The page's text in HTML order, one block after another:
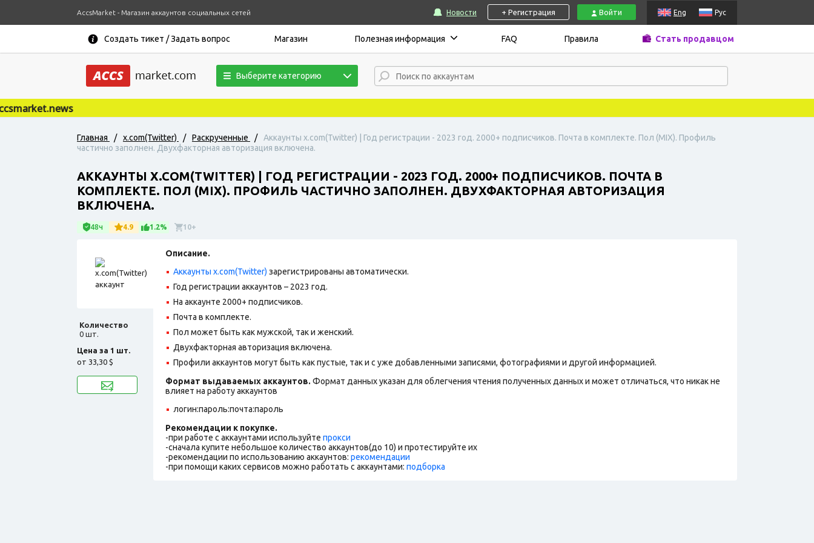
AccsMarket - Магазин аккаунтов социальных сетей Новости + Регистрация Войти Eng Рус
Создать тикет / Задать вопрос Магазин Полезная информация FAQ Правила Стать продавцом
Выберите категорию
Главная / x.com(Twitter) / Раскрученные /
Аккаунты x.com(Twitter) | Год регистрации - 2023 год. 2000+ подписчиков. Почта в комплекте. Пол (MIX). Профиль
частично заполнен. Двухфакторная авторизация включена.
АККАУНТЫ X.COM(TWITTER) | ГОД РЕГИСТРАЦИИ - 2023 ГОД. 2000+ ПОДПИСЧИКОВ. ПОЧТА В
КОМПЛЕКТЕ. ПОЛ (MIX). ПРОФИЛЬ ЧАСТИЧНО ЗАПОЛНЕН. ДВУХФАКТОРНАЯ АВТОРИЗАЦИЯ
ВКЛЮЧЕНА.
48ч 4.9 1.2% 10+
Количество
0 шт.
Цена за 1 шт.
от 33,30 $
Описание.
Аккаунты x.com(Twitter) зарегистрированы автоматически.
Год регистрации аккаунтов – 2023 год.
На аккаунте 2000+ подписчиков.
Почта в комплекте.
Пол может быть как мужской, так и женский.
Двухфакторная авторизация включена.
Профили аккаунтов могут быть как пустые, так и с уже добавленными записями, фотографиями и другой информацией.
Формат выдаваемых аккаунтов. Формат данных указан для облегчения чтения полученных данных и может отличаться, что никак не
влияет на работу аккаунтов
логин:пароль:почта:пароль
Рекомендации к покупке.
-при работе с аккаунтами используйте прокси
-сначала купите небольшое количество аккаунтов(до 10) и протестируйте их
-рекомендации по использованию аккаунтов: рекомендации
-при помощи каких сервисов можно работать с аккаунтами: подборка